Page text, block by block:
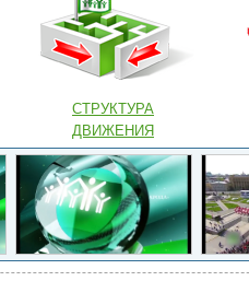
СТРУКТУРА
ДВИЖЕНИЯ